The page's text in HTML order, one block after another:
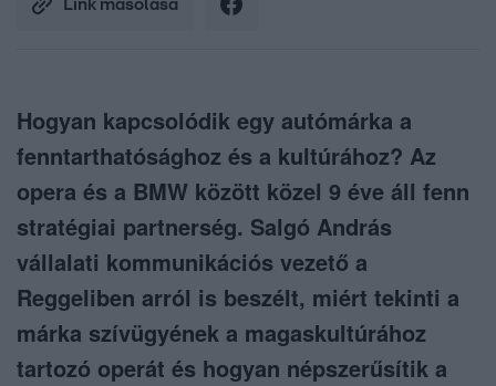
Link másolása
Hogyan kapcsolódik egy autómárka a
fenntarthatósághoz és a kultúrához? Az
opera és a BMW között közel 9 éve áll fenn
stratégiai partnerség. Salgó András
vállalati kommunikációs vezető a
Reggeliben arról is beszélt, miért tekinti a
márka szívügyének a magaskultúrához
tartozó operát és hogyan népszerűsítik a